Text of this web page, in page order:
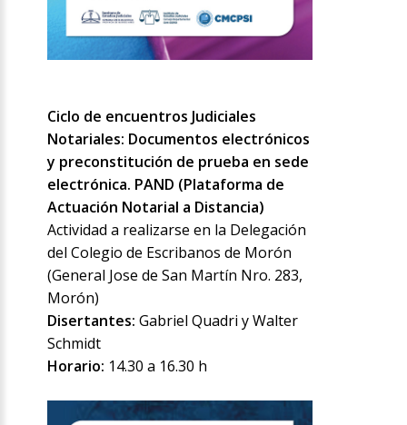
Ciclo de encuentros Judiciales
Notariales: Documentos electrónicos
y preconstitución de prueba en sede
electrónica. PAND (Plataforma de
Actuación Notarial a Distancia)
Actividad a realizarse en la Delegación
del Colegio de Escribanos de Morón
(General Jose de San Martín Nro. 283,
Morón)
Disertantes:Gabriel Quadri y Walter
Schmidt
Horario: 14.30 a 16.30 h